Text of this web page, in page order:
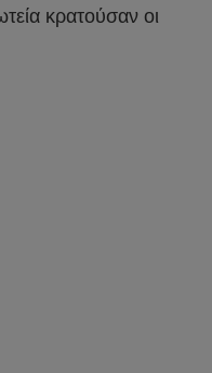
κρατούσαν οι